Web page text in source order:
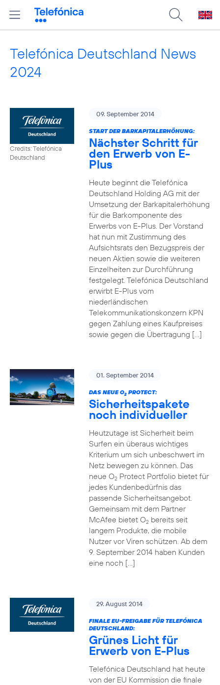
Telefónica Deutschland News
2024
Credits: Telefónica
Deutschland
09. September 2014
START DER BARKAPITALERHÖHUNG:
Nächster Schritt für
den Erwerb von E-
Plus
Heute beginnt die Telefónica
Deutschland Holding AG mit der
Umsetzung der Barkapitalerhöhung
für die Barkomponente des
Erwerbs von E-Plus. Der Vorstand
hat nun mit Zustimmung des
Aufsichtsrats den Bezugspreis der
neuen Aktien sowie die weiteren
Einzelheiten zur Durchführung
festgelegt. Telefónica Deutschland
erwirbt E-Plus vom
niederländischen
Telekommunikationskonzern KPN
gegen Zahlung eines Kaufpreises
sowie gegen die Übertragung […]
01. September 2014
DAS NEUE O2PROTECT:
Sicherheitspakete
noch individueller
Heutzutage ist Sicherheit beim
Surfen ein überaus wichtiges
Kriterium um sich unbeschwert im
Netz bewegen zu können. Das
neue O2Protect Portfolio bietet für
jedes Kundenbedürfnis das
passende Sicherheitsangebot.
Gemeinsam mit dem Partner
McAfee bietet O2bereits seit
langem Produkte, die mobile
Nutzer vor Viren schützen. Ab dem
9. September 2014 haben Kunden
eine noch […]
29. August 2014
FINALE EU-FREIGABE FÜR TELEFÓNICA
DEUTSCHLAND:
Grünes Licht für
Erwerb von E-Plus
Telefónica Deutschland hat heute
von der EU Kommission die finale